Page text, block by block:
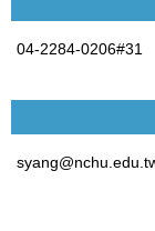
04-2284-0206#31